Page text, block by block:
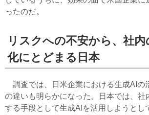
ったのだ。
リスクへの不安から、社内
化にとどまる日本
調査では、日米企業における生成AIの
の違いも明らかになった。日本では、社
する手段として生成AIを活用しようとし